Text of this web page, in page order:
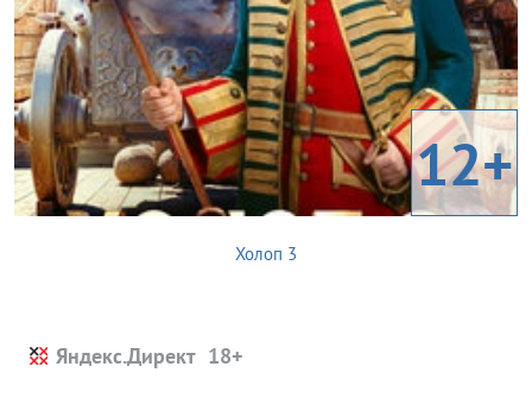
12+
Холоп 3
Яндекс.Директ